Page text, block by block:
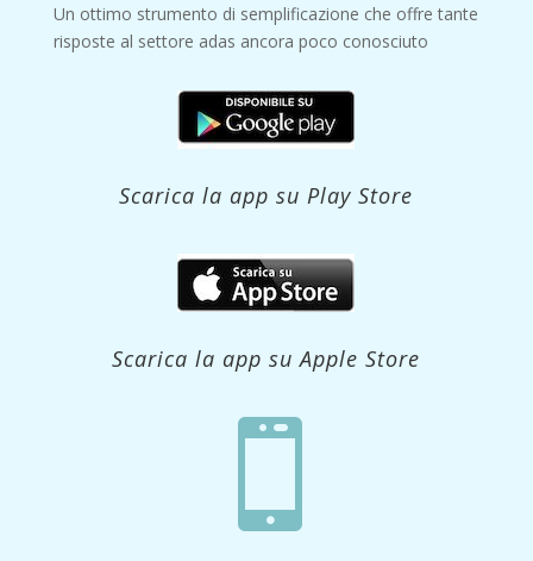
Un ottimo strumento di semplificazione che offre tante
risposte al settore adas ancora poco conosciuto
Scarica la app su Play Store
Scarica la app su Apple Store
